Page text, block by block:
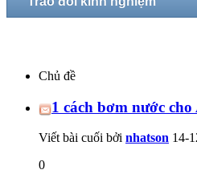
Chủ đề
1 cách bơm nước
Viết bài cuối bởi nhatson 14-
0